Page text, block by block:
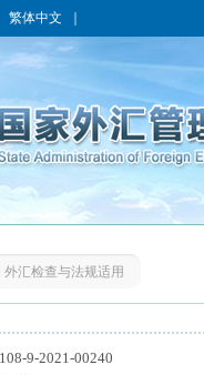
繁体中文
外汇检查与法规适用
9-2021-00240